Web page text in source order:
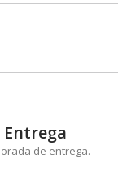
de entrega.